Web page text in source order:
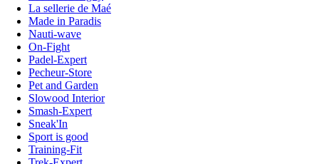
La sellerie de Maé
Made in Paradis
Nauti-wave
On-Fight
Padel-Expert
Pecheur-Store
Pet and Garden
Slowood Interior
Smash-Expert
Sneak'In
Sport is good
Training-Fit